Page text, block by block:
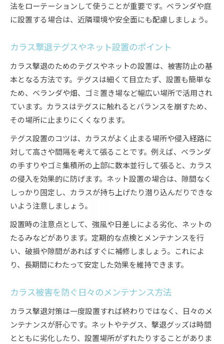
法をローテーションして使うことが重要です。ベランダや庭
に設置する場合は、近隣環境や安全面にも配慮しましょう。
カラス撃退テグスやネット設置のポイント
カラス撃退のためのテグスやネットの設置は、被害防止の基
本となる方法です。テグスは細くて目立たず、設置も簡単な
ため、ベランダや畑、ゴミ置き場など幅広い場所で活用され
ています。カラスはテグスに触れるとバランスを崩すため、
その場所に止まりにくくなります。
テグス設置のコツは、カラスがよく止まる場所や侵入経路に
対して高さや間隔を考えて張ることです。例えば、ベランダ
の手すりやゴミ集積所の上部に数本並行して張ると、カラス
の侵入を効果的に防げます。ネット設置の場合は、隙間なく
しっかり固定し、カラスが持ち上げたり潜り込んだりできな
いよう注意しましょう。
設置時の注意点として、強風や日差しによる劣化、ネットの
たるみなどがあります。定期的な点検とメンテナンスを行
い、破損や隙間があればすぐに補修しましょう。これによ
り、長期間にわたって安定した効果を維持できます。
カラス被害を防ぐ日々のメンテナンス方法
カラス撃退対策は一度設置すれば終わりではなく、日々のメ
ンテナンスが肝心です。ネットやテグス、撃退グッズは時間
とともに劣化したり、設置場所がずれたりすることがありま